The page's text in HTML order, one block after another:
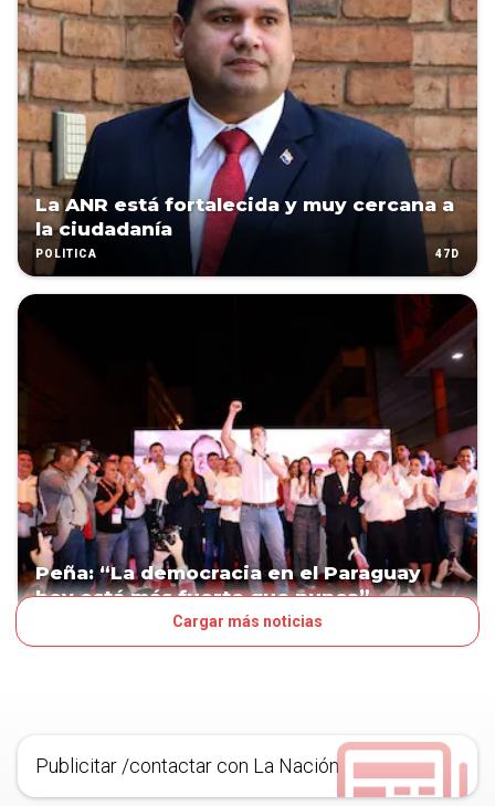
La ANR está fortalecida y muy cercana a
la ciudadanía
POLÍTICA 47D
Peña: “La democracia en el Paraguay
hoy está más fuerte que nunca”
Cargar más noticias
Publicitar /contactar con La Nación